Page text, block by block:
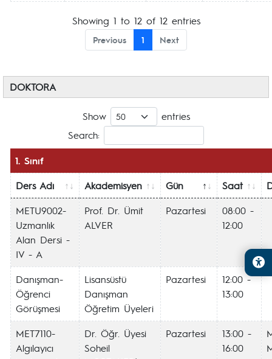
Showing 1 to 12 of 12 entries
Previous 1 Next
DOKTORA
Show
entries
Search:
1. Sınıf
Ders Adı
Akademisyen Gün Saat
METU9002-
Uzmanlık
Alan Dersi -
IV - A
Prof. Dr. Ümit
ALVER
Pazartesi
08:00 -
12:00
Danışman-
Öğrenci
Görüşmesi
Lisansüstü
Danışman
Öğretim Üyeleri
Pazartesi
12:00 -
13:00
MET7110-
Algılayıcı
Dr. Öğr. Üyesi
Soheil
Pazartesi
13:00 -
16:00